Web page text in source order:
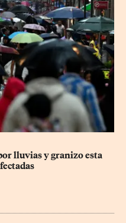
lluvias y granizo esta